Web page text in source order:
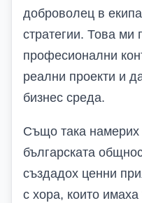
доброволец в
стратегии. Това ми
професионални
реални проекти и
бизнес среда.
Също така намерих
българската
създадох ценни
с хора, които